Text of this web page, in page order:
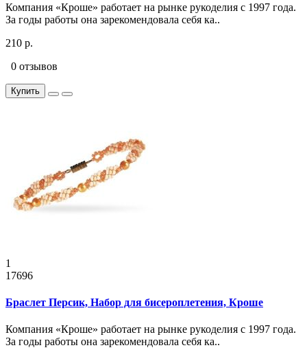
Компания «Кроше» работает на рынке рукоделия с 1997 года.
За годы работы она зарекомендовала себя ка..
210 р.
0 отзывов
Купить
1
17696
Браслет Персик, Набор для бисероплетения, Кроше
Компания «Кроше» работает на рынке рукоделия с 1997 года.
За годы работы она зарекомендовала себя ка..